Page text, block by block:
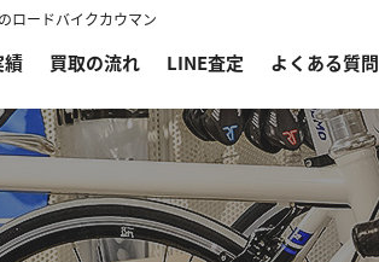
ロードバイクカウマン
績 買取の流れ LINE査定 よくある質問